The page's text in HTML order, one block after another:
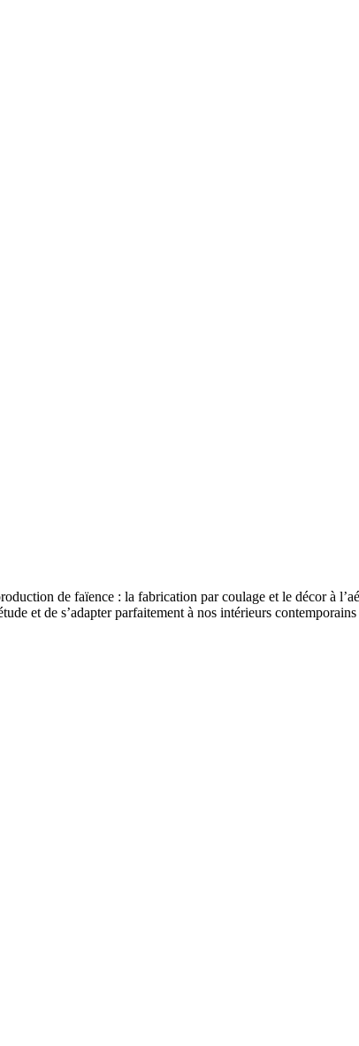
de faïence : la fabrication par coulage et le décor à
et de s’adapter parfaitement à nos intérieurs